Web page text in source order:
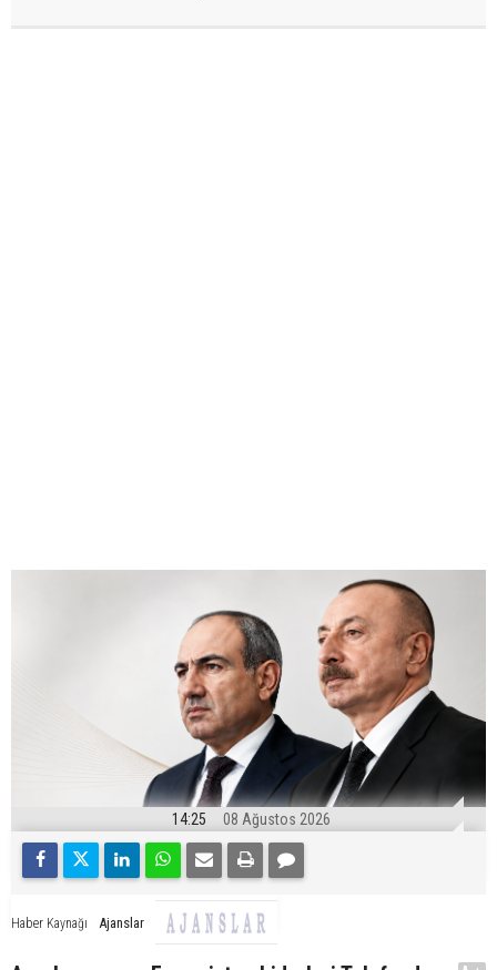
14:25 08 Ağustos 2026
Haber Kaynağı Ajanslar